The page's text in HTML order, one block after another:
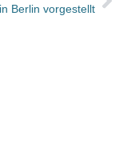
Berlin vorgestellt